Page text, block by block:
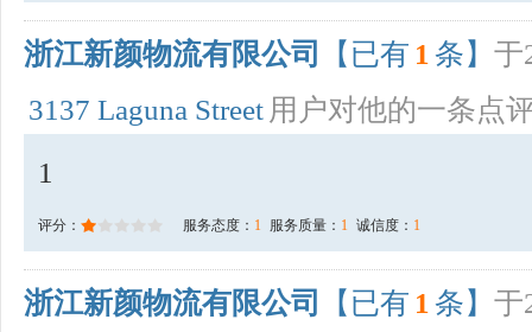
浙江新颜物流有限公司 【已有 1 条】 于
3137 Laguna Street 用户对他的一条点
1
评分： 服务态度： 1 服务质量： 1 诚信度： 1
浙江新颜物流有限公司 【已有 1 条】 于